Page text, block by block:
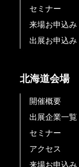
セミナー
来場お申込み
出展お申込み
北海道会場
開催概要
出展企業一覧
セミナー
アクセス
来場お申込み